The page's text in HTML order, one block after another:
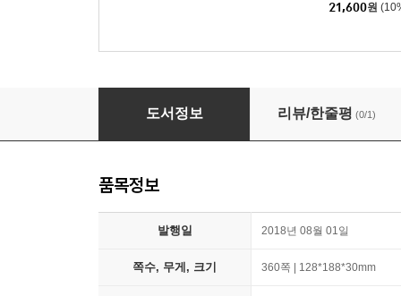
21,600원
재즈 선언
도서정보 리뷰/한줄평 (0/1)
품목정보
발행일 2018년 08월 01일
쪽수, 무게, 크기 360쪽 | 128*188*30mm